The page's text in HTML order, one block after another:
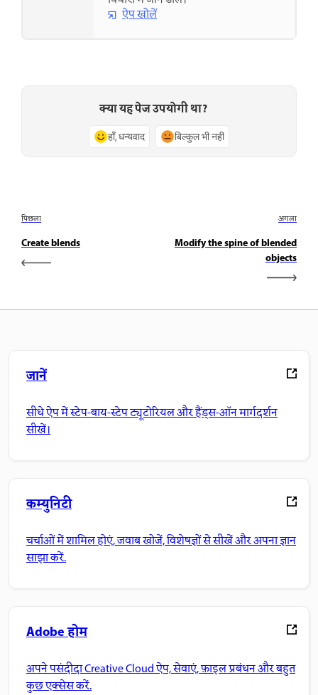
ऐप खोलें
क्या यह पेज उपयोगी था?
हाँ, धन्यवाद बिल्कुल भी नहीं
पिछला
Create blends
अगला
Modify the spine of blended
objects
जानें
सीधे ऐप में स्टेप-बाय-स्टेप ट्यूटोरियल और हैंड्स-ऑन मार्गदर्शन
सीखें।
कम्युनिटी
चर्चाओं में शामिल होएं, जवाब खोजें, विशेषज्ञों से सीखें और अपना ज्ञान
साझा करें.
Adobe होम
अपने पसंदीदा Creative Cloud ऐप, सेवाएं, फ़ाइल प्रबंधन और बहुत
कुछ एक्सेस करें.